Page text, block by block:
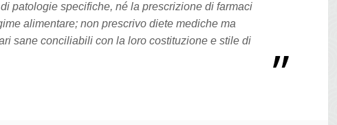
patologie specifiche, né la prescrizione di farmaci
alimentare; non prescrivo diete mediche ma
sane conciliabili con la loro costituzione e stile di